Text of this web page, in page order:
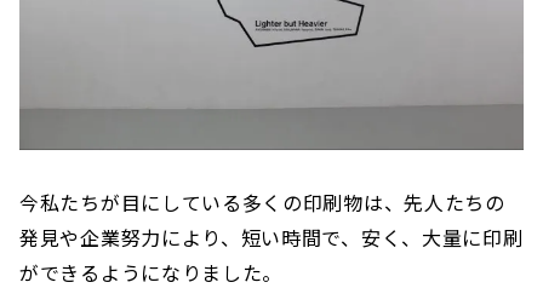
今私たちが目にしている多くの印刷物は、先人たちの
発見や企業努力により、短い時間で、安く、大量に印刷
ができるようになりました。